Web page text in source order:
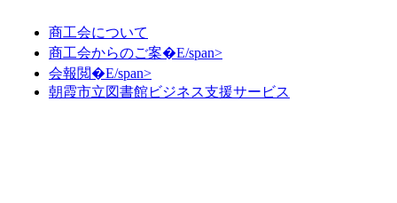
商工会について
商工会からのご案�E/span>
会報閲�E/span>
朝霞市立図書館ビジネス支援サービス